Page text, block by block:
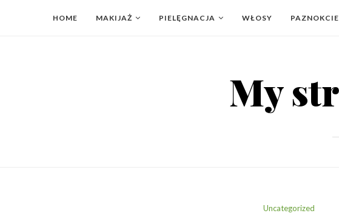
HOME MAKIJAŻ PIELĘGNACJA WŁOSY PAZNOKCIE
Uncategorized